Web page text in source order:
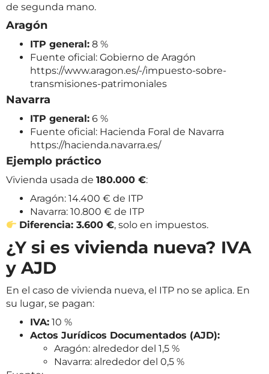
de segunda mano.
Aragón
ITP general: 8 %
Fuente oficial: Gobierno de Aragón
https://www.aragon.es/-/impuesto-sobre-
transmisiones-patrimoniales
Navarra
ITP general: 6 %
Fuente oficial: Hacienda Foral de Navarra
https://hacienda.navarra.es/
Ejemplo práctico
Vivienda usada de 180.000 €:
Aragón: 14.400 € de ITP
Navarra: 10.800 € de ITP
Diferencia: 3.600 €, solo en impuestos.
¿Y si es vivienda nueva? IVA
y AJD
En el caso de vivienda nueva, el ITP no se aplica. En
su lugar, se pagan:
IVA: 10 %
Actos Jurídicos Documentados (AJD):
Aragón: alrededor del 1,5 %
Navarra: alrededor del 0,5 %